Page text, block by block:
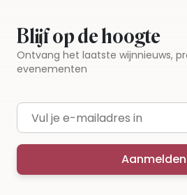
Blijf op de hoogte
Ontvang het laatste wijnnieuws,
evenementen
E-mailadres
Aanmelden